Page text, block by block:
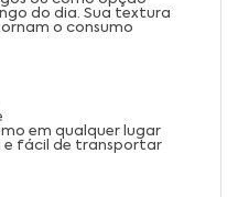
do dia. Sua textura
o consumo
em qualquer lugar
e fácil de transportar